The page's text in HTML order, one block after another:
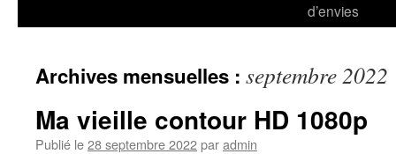
d’envies
Archives mensuelles : septembre 2022
Ma vieille contour HD 1080p
Publié le28 septembre 2022paradmin